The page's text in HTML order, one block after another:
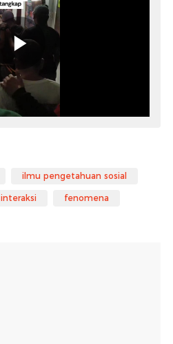
ilmu pengetahuan sosial
interaksi fenomena